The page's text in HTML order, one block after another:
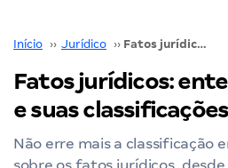
Início ›› Jurídico ›› Fatos jurídicos: entenda o conceito e suas classificações!
Fatos jurídicos:
e suas
Não erre mais a classificação